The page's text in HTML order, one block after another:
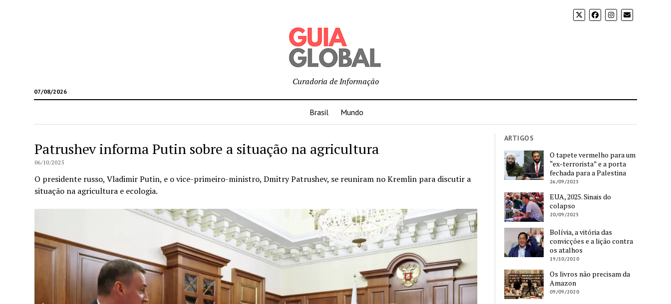
07/08/2026
Curadoria de Informação
Brasil Mundo
Patrushev informa Putin sobre a situação na agricultura
06/10/2025
O presidente russo, Vladimir Putin, e o vice-primeiro-ministro, Dmitry Patrushev, se reuniram no Kremlin para discutir a
situação na agricultura e ecologia.
ARTIGOS
O tapete vermelho para um
“ex-terrorista” e a porta
fechada para a Palestina
26/09/2025
EUA, 2025. Sinais do
colapso
20/09/2025
Bolívia, a vitória das
convicções e a lição contra
os atalhos
19/10/2020
Os livros não precisam da
Amazon
09/09/2020